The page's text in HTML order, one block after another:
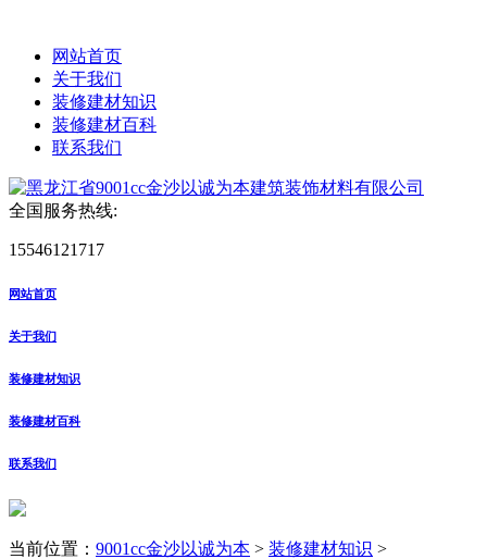
网站首页
关于我们
装修建材知识
装修建材百科
联系我们
全国服务热线:
15546121717
网站首页
关于我们
装修建材知识
装修建材百科
联系我们
当前位置： 9001cc金沙以诚为本 > 装修建材知识 >